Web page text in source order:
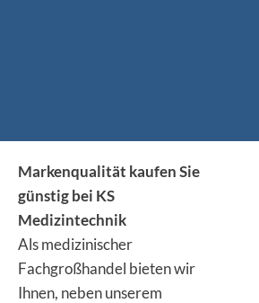
Markenqualität kaufen Sie
günstig bei KS
Medizintechnik
Als medizinischer
Fachgroßhandel bieten wir
Ihnen, neben unserem